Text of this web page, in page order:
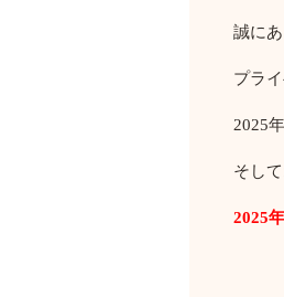
誠に
プラ
2025
そし
2025